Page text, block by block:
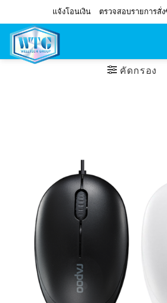
to
content
แจ้งโอนเงิน ตรวจสอบรายการสั่
คัดกรอง